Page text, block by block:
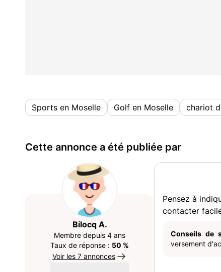
Sports en Moselle Golf en Moselle chariot
Cette annonce a été publiée par
Bilocq A.
Membre depuis 4 ans
Taux de réponse : 50 %
Voir les 7 annonces
Pensez à
contacter
Conseils de
versement